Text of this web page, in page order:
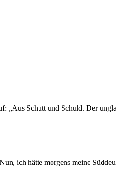
„Aus Schutt und Schuld. Der
ich hätte morgens meine